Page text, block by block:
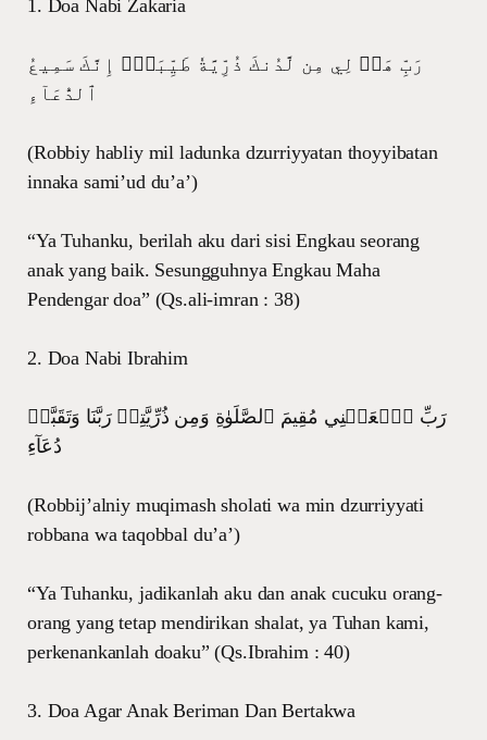
1. Doa Nabi Zakaria
رَبِّ هَبۡ لِي مِن لَّدُنكَ ذُرِّيَّةٗ طَيِّبَةًۖ إِنَّكَ سَمِيعُ
ٱلدُّعَآءِ
(Robbiy habliy mil ladunka dzurriyyatan thoyyibatan
innaka sami’ud du’a’)
“Ya Tuhanku, berilah aku dari sisi Engkau seorang
anak yang baik. Sesungguhnya Engkau Maha
Pendengar doa” (Qs.ali-imran : 38)
2. Doa Nabi Ibrahim
رَبِّ ٱجۡعَلۡنِي مُقِيمَ ٱلصَّلَوٰةِ وَمِن ذُرِّيَّتِيۚ رَبَّنَا وَتَقَبَّلۡ
دُعَآءِ
(Robbij’alniy muqimash sholati wa min dzurriyyati
robbana wa taqobbal du’a’)
“Ya Tuhanku, jadikanlah aku dan anak cucuku orang-
orang yang tetap mendirikan shalat, ya Tuhan kami,
perkenankanlah doaku” (Qs.Ibrahim : 40)
3. Doa Agar Anak Beriman Dan Bertakwa